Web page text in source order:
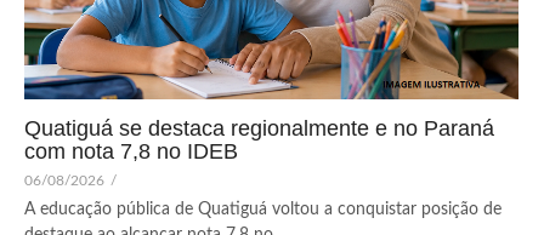
Quatiguá se destaca regionalmente e no Paraná
com nota 7,8 no IDEB
06/08/2026 /
A educação pública de Quatiguá voltou a conquistar posição de